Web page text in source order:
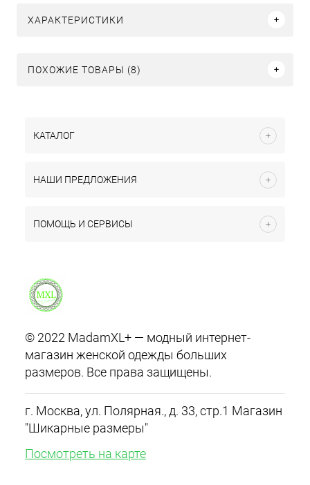
ХАРАКТЕРИСТИКИ
ПОХОЖИЕ ТОВАРЫ (8)
КАТАЛОГ
НАШИ ПРЕДЛОЖЕНИЯ
ПОМОЩЬ И СЕРВИСЫ
© 2022 MadamXL+ — модный интернет-
магазин женской одежды больших
размеров. Все права защищены.
г. Москва, ул. Полярная., д. 33, стр.1 Магазин
"Шикарные размеры"
Посмотреть на карте